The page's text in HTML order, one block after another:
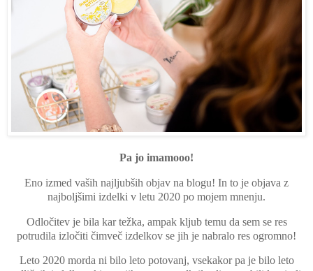
Pa jo imamooo!
Eno izmed vaših najljubših objav na blogu! In to je objava z
najboljšimi izdelki v letu 2020 po mojem mnenju.
Odločitev je bila kar težka, ampak kljub temu da sem se res
potrudila izločiti čimveč izdelkov se jih je nabralo res ogromno!
Leto 2020 morda ni bilo leto potovanj, vsekakor pa je bilo leto